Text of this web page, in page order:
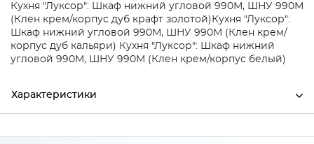
Кухня "Луксор": Шкаф нижний угловой 990М, ШНУ 990М
(Клен крем/корпус дуб крафт золотой) Кухня "Луксор":
Шкаф нижний угловой 990М, ШНУ 990М (Клен крем/
корпус дуб кальяри) Кухня "Луксор": Шкаф нижний
угловой 990М, ШНУ 990М (Клен крем/корпус белый)
Характеристики
Ширина 386